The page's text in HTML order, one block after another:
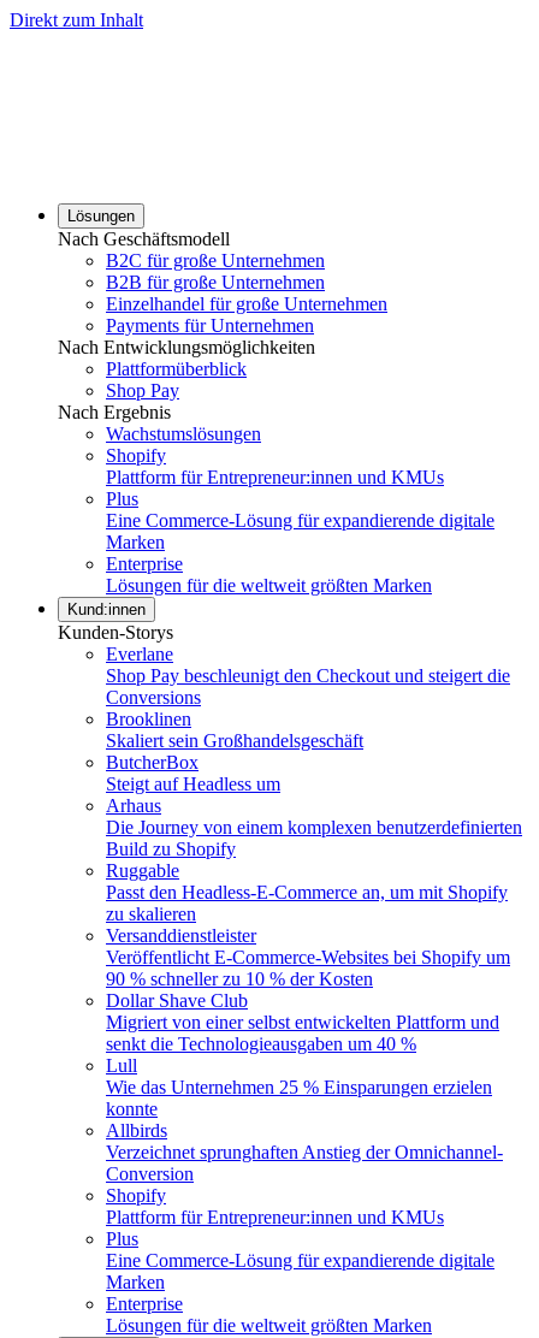
Direkt zum Inhalt
Lösungen
Nach Geschäftsmodell
B2C für große Unternehmen
B2B für große Unternehmen
Einzelhandel für große Unternehmen
Payments für Unternehmen
Nach Entwicklungsmöglichkeiten
Plattformüberblick
Shop Pay
Nach Ergebnis
Wachstumslösungen
Shopify
Plattform für Entrepreneur:innen und KMUs
Plus
Eine Commerce-Lösung für expandierende digitale
Marken
Enterprise
Lösungen für die weltweit größten Marken
Kund:innen
Kunden-Storys
Everlane
Shop Pay beschleunigt den Checkout und steigert die
Conversions
Brooklinen
Skaliert sein Großhandelsgeschäft
ButcherBox
Steigt auf Headless um
Arhaus
Die Journey von einem komplexen benutzerdefinierten
Build zu Shopify
Ruggable
Passt den Headless-E-Commerce an, um mit Shopify
zu skalieren
Versanddienstleister
Veröffentlicht E-Commerce-Websites bei Shopify um
90 % schneller zu 10 % der Kosten
Dollar Shave Club
Migriert von einer selbst entwickelten Plattform und
senkt die Technologieausgaben um 40 %
Lull
Wie das Unternehmen 25 % Einsparungen erzielen
konnte
Allbirds
Verzeichnet sprunghaften Anstieg der Omnichannel-
Conversion
Shopify
Plattform für Entrepreneur:innen und KMUs
Plus
Eine Commerce-Lösung für expandierende digitale
Marken
Enterprise
Lösungen für die weltweit größten Marken